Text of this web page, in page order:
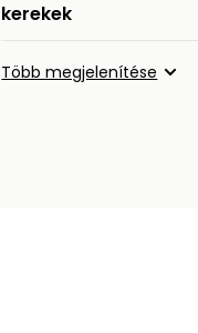
kerekek
Több megjelenítése